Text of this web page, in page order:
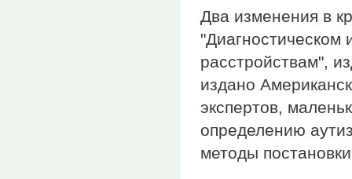
Два изменения в
"Диагностическом
расстройствам",
издано
экспертов,
определению
методы